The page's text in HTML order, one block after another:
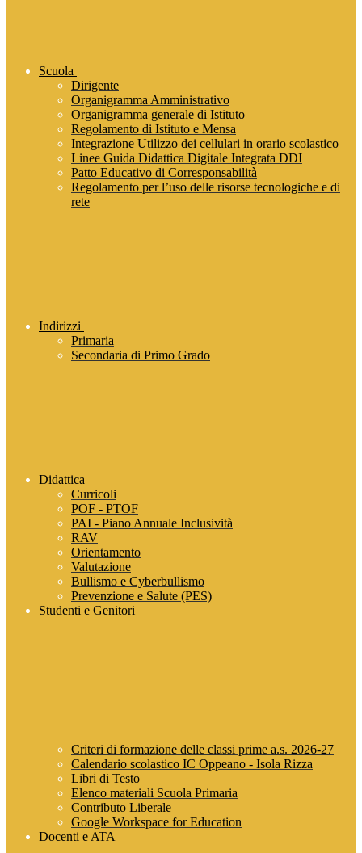
Scuola
Dirigente
Organigramma Amministrativo
Organigramma generale di Istituto
Regolamento di Istituto e Mensa
Integrazione Utilizzo dei cellulari in orario scolastico
Linee Guida Didattica Digitale Integrata DDI
Patto Educativo di Corresponsabilità
Regolamento per l’uso delle risorse tecnologiche e di
rete
Indirizzi
Primaria
Secondaria di Primo Grado
Didattica
Curricoli
POF - PTOF
PAI - Piano Annuale Inclusività
RAV
Orientamento
Valutazione
Bullismo e Cyberbullismo
Prevenzione e Salute (PES)
Studenti e Genitori
Criteri di formazione delle classi prime a.s. 2026-27
Calendario scolastico IC Oppeano - Isola Rizza
Libri di Testo
Elenco materiali Scuola Primaria
Contributo Liberale
Google Workspace for Education
Docenti e ATA